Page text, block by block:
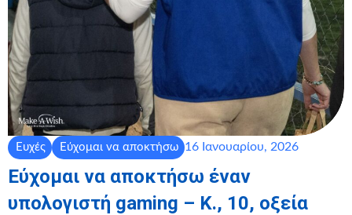
Ευχές Εύχομαι να αποκτήσω 16 Ιανουαρίου, 2026
Εύχομαι να αποκτήσω έναν
υπολογιστή gaming – Κ., 10, οξεία